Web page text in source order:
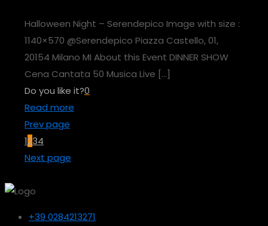
Halloween Night – Serendepico Image with size :
1140×570 @Serendepico Piazza Castello, 01,
20154 Milano MI About this Event DINNER SHOW
Cena Cantata 50 Musica Live […]
Do you like it?0
Read more
Prev page
1234
Next page
+39 0284213271